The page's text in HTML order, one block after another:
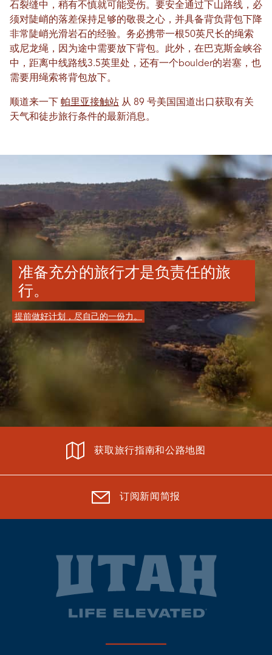
石裂缝中，稍有不慎就可能受伤。要安全通过下山路线，必
须对陡峭的落差保持足够的敬畏之心，并具备背负背包下降
非常陡峭光滑岩石的经验。务必携带一根50英尺长的绳索
或尼龙绳，因为途中需要放下背包。此外，在巴克斯金峡谷
中，距离中线路线3.5英里处，还有一个boulder的岩塞，也
需要用绳索将背包放下。
顺道来一下 帕里亚接触站 从 89 号美国国道出口获取有关
天气和徒步旅行条件的最新消息。
准备充分的旅行才是负责任的旅
行。
提前做好计划，尽自己的一份力。
获取旅行指南和公路地图
订阅新闻简报